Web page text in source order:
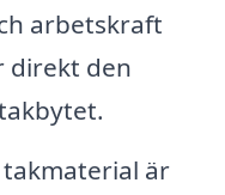
arbetskraft
direkt den
takmaterial är